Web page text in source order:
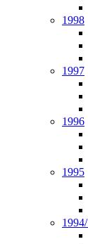
1998
1997
1996
1995